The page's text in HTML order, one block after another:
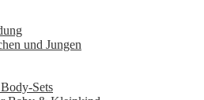
und Jungen
Sets